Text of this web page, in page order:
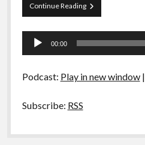
Continue ReadingTorcedores
Calma
Um
final
de
Tocador
00:00
Podcast: Play in new window|
Subscribe: RSS